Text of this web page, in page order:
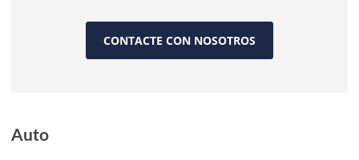
CONTACTE CON NOSOTROS
Auto